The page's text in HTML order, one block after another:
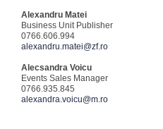
Alexandru Matei
Business Unit Publisher
0766.606.994
alexandru.matei@zf.ro
Alecsandra Voicu
Events Sales Manager
0766.935.845
alexandra.voicu@m.ro